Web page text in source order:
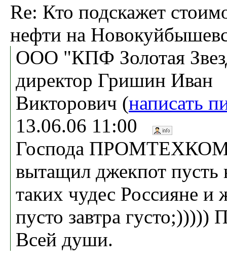
Re: Кто подскажет
нефти на
ООО "КПФ Золотая
директор Гришин Иван
Викторович (написать
13.06.06 11:00
Господа
вытащил джекпот пусть
таких чудес Россияне и
пусто завтра густо;)))))
Всей души.